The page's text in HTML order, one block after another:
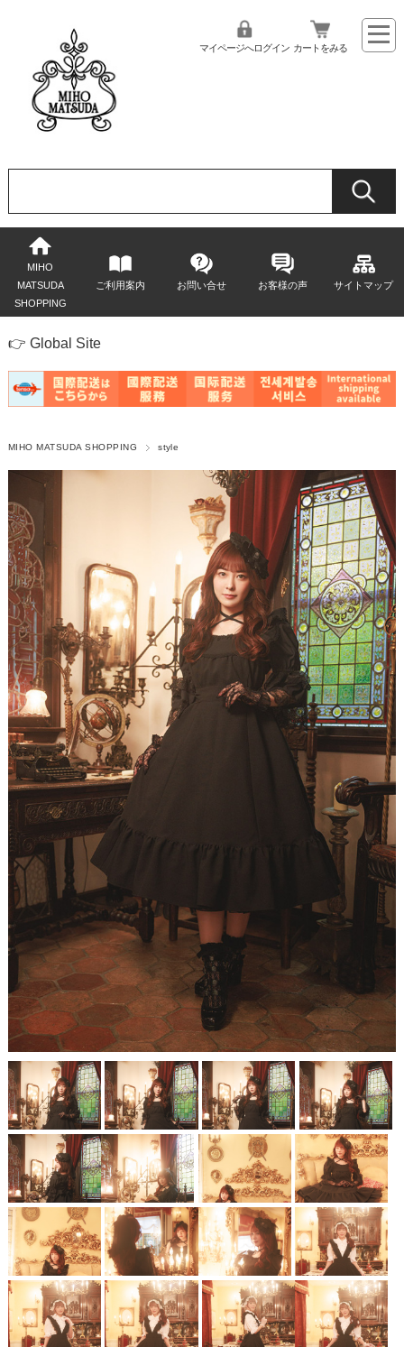
マイページへログイン カートをみる
MIHO
MATSUDA
SHOPPING
ご利用案内 お問い合せ お客様の声 サイトマップ
👉 Global Site
MIHO MATSUDA SHOPPING style